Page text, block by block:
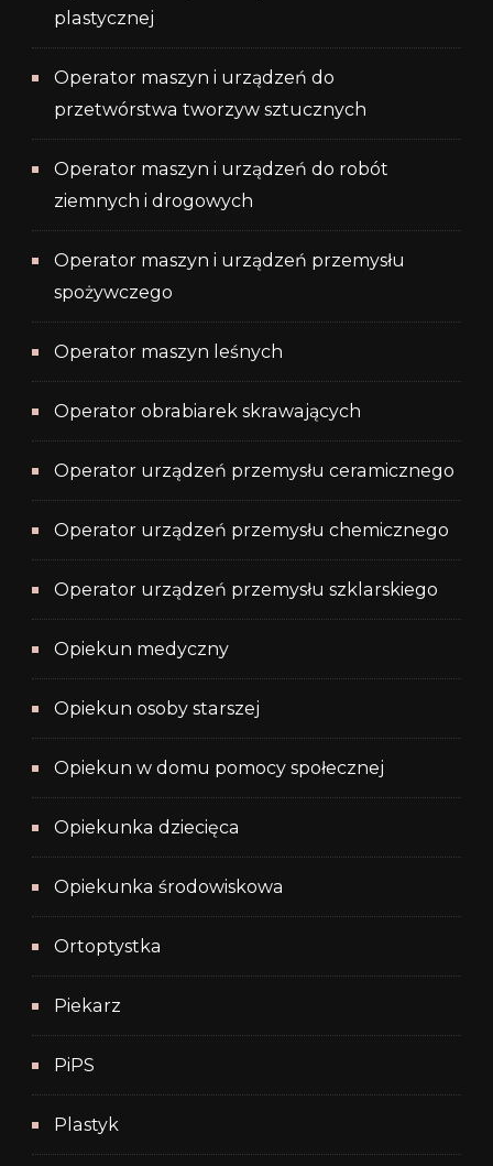
plastycznej
Operator maszyn i urządzeń do
przetwórstwa tworzyw sztucznych
Operator maszyn i urządzeń do robót
ziemnych i drogowych
Operator maszyn i urządzeń przemysłu
spożywczego
Operator maszyn leśnych
Operator obrabiarek skrawających
Operator urządzeń przemysłu ceramicznego
Operator urządzeń przemysłu chemicznego
Operator urządzeń przemysłu szklarskiego
Opiekun medyczny
Opiekun osoby starszej
Opiekun w domu pomocy społecznej
Opiekunka dziecięca
Opiekunka środowiskowa
Ortoptystka
Piekarz
PiPS
Plastyk